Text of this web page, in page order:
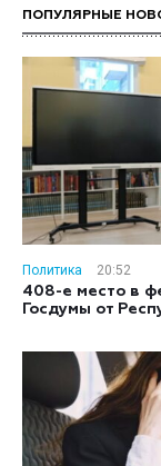
ПОПУЛЯРНЫЕ
Политика
20:52
408-е место в
Госдумы от